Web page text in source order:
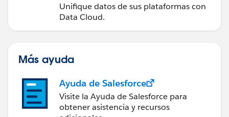
Unifique datos de sus plataformas con
Data Cloud.
Más ayuda
Ayuda de Salesforce
Visite la Ayuda de Salesforce para
obtener asistencia y recursos